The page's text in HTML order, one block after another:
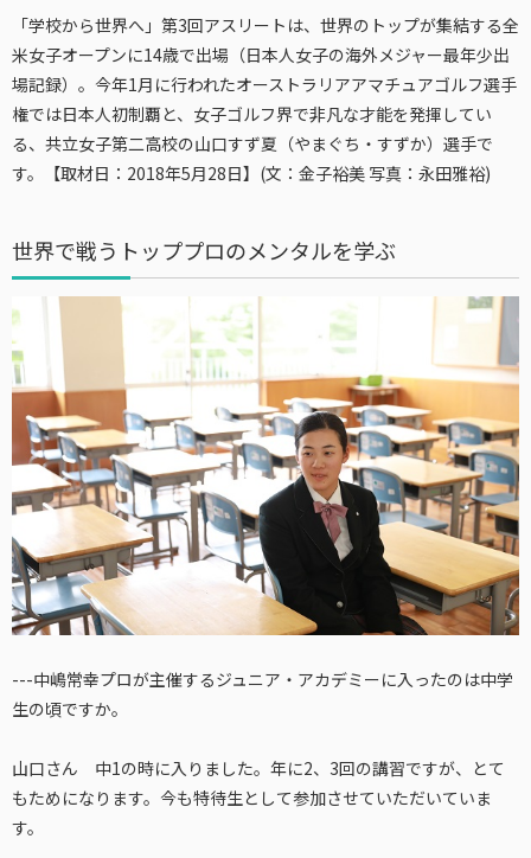
「学校から世界へ」第3回アスリートは、世界のトップが集結する全
米女子オープンに14歳で出場（日本人女子の海外メジャー最年少出
場記録）。今年1月に行われたオーストラリアアマチュアゴルフ選手
権では日本人初制覇と、女子ゴルフ界で非凡な才能を発揮してい
る、共立女子第二高校の山口すず夏（やまぐち・すずか）選手で
す。【取材日：2018年5月28日】(文：金子裕美 写真：永田雅裕)
世界で戦うトッププロのメンタルを学ぶ
---中嶋常幸プロが主催するジュニア・アカデミーに入ったのは中学
生の頃ですか。
山口さん 中1の時に入りました。年に2、3回の講習ですが、とて
もためになります。今も特待生として参加させていただいていま
す。